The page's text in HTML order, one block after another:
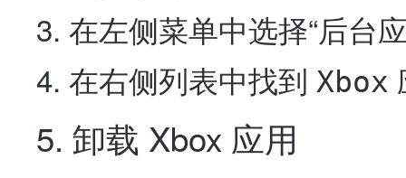
在左侧菜单中选择“后台
在右侧列表中找到 Xbox
5. 卸载 Xbox 应用